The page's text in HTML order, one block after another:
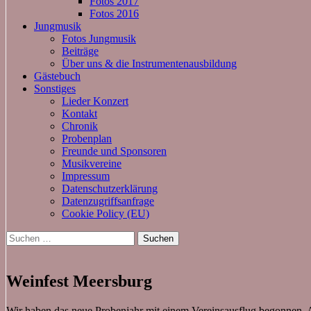
Fotos 2016
Jungmusik
Fotos Jungmusik
Beiträge
Über uns & die Instrumentenausbildung
Gästebuch
Sonstiges
Lieder Konzert
Kontakt
Chronik
Probenplan
Freunde und Sponsoren
Musikvereine
Impressum
Datenschutzerklärung
Datenzugriffsanfrage
Cookie Policy (EU)
Suchen
nach:
Weinfest Meersburg